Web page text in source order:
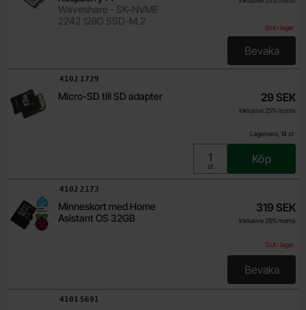
Waveshare - SK-NVME
2242 128G SSD-M.2
Slut i lager
Bevaka
, SSD
Micro-SD till SD adapter
Art. nr
4102 1729
Lagervara, 14 st
29 SEK
Inklusive 25% moms
Enhet:
st
Köp
Minneskort med Home
Asistant OS 32GB
Art. nr
4102 2173
Slut i lager
319 SEK
Inklusive 25% moms
Bevaka
,
Art. nr
4101 5691